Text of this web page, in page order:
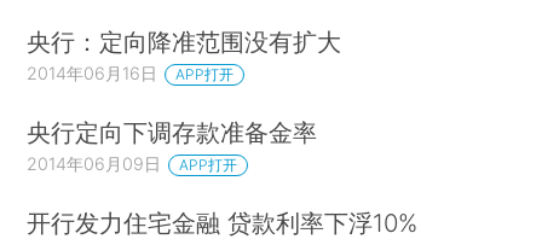
央行：定向降准范围没有扩大
2014年06月16日 APP打开
央行定向下调存款准备金率
2014年06月09日 APP打开
开行发力住宅金融 贷款利率下浮10%